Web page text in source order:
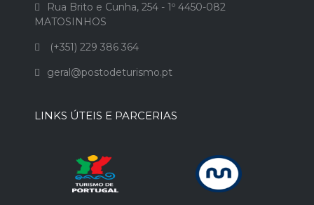
Rua Brito e Cunha, 254 - 1º 4450-082
MATOSINHOS
(+351) 229 386 364
geral@postodeturismo.pt
LINKS ÚTEIS E PARCERIAS